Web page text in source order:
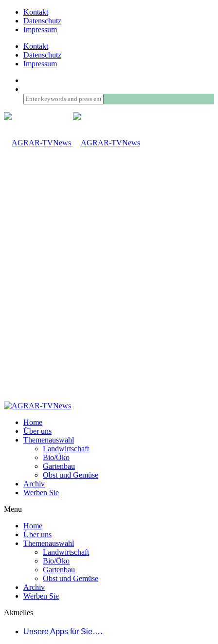
Kontakt
Datenschutz
Impressum
Kontakt
Datenschutz
Impressum
Home
Über uns
Themenauswahl
Landwirtschaft
Bio/Öko
Gartenbau
Obst und Gemüse
Archiv
Werben Sie
Menu
Home
Über uns
Themenauswahl
Landwirtschaft
Bio/Öko
Gartenbau
Obst und Gemüse
Archiv
Werben Sie
Aktuelles
Unsere Apps für Sie….